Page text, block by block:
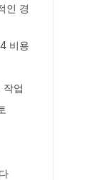
인 경
비용
작업